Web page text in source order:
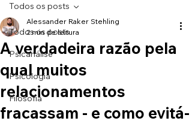
Todos os posts
Psicanálise
Psicologia
Filosofia
Todos os posts
A verdadeira razão pela
qual muitos
relacionamentos
fracassam - e como evitá-
Alessander Raker Stehling
2 min de leitura